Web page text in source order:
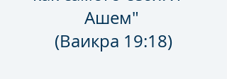
Ашем"
(Ваикра 19:18)